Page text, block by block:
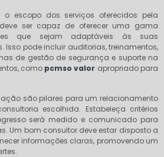
o escopo dos serviços oferecidos pela
ser capaz de oferecer uma gama
que sejam adaptáveis às suas
Isso pode incluir auditorias, treinamentos,
de gestão de segurança e suporte na
como pcmso valor apropriado para
são pilares para um relacionamento
escolhida. Estabeleça critérios
será medido e comunicado para
Um bom consultor deve estar disposto a
informações claras, promovendo um